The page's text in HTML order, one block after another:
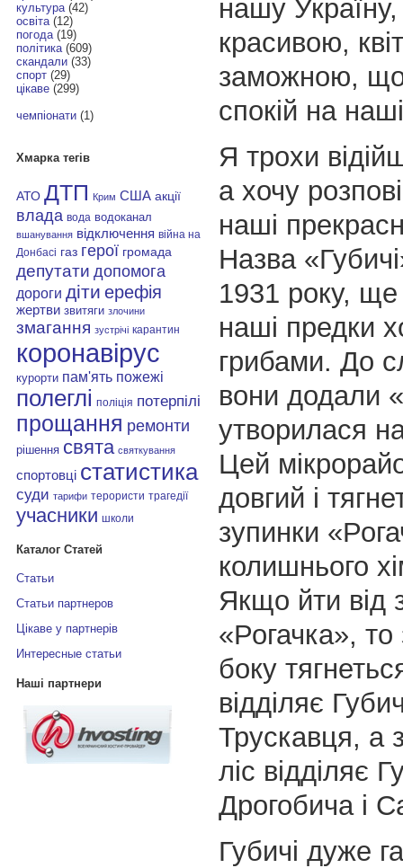
культура(42)
освіта(12)
погода(19)
політика(609)
скандали(33)
спорт(29)
цікаве(299)
чемпіонати(1)
Хмарка тегів
АТО ДТП Крим США акції
влада вода водоканал
вшанування відключення війна на
Донбасі газ герої громада
депутати допомога
дороги діти ерефія
жертви звитяги злочини
змагання зустрічі карантин
коронавірус
курорти пам'ять пожежі
полеглі поліція потерпілі
прощання ремонти
рішення свята святкування
спортовці статистика
суди тарифи терористи трагедії
учасники школи
Каталог Статей
Статьи
Статьи партнеров
Цікаве у партнерів
Интересные статьи
Наші партнери
нашу
красивою,
заможною,
спокій на
Я трохи
а хочу
наші
Назва
1931 року, ще
наші предки
грибами. До
вони додали
утворилася
Цей
довгий і
зупинки
колишнього
Якщо йти від
«Рогачка», то
боку
відділяє
Трускавця, а
ліс відділяє
Дрогобича і
Губичі дуже